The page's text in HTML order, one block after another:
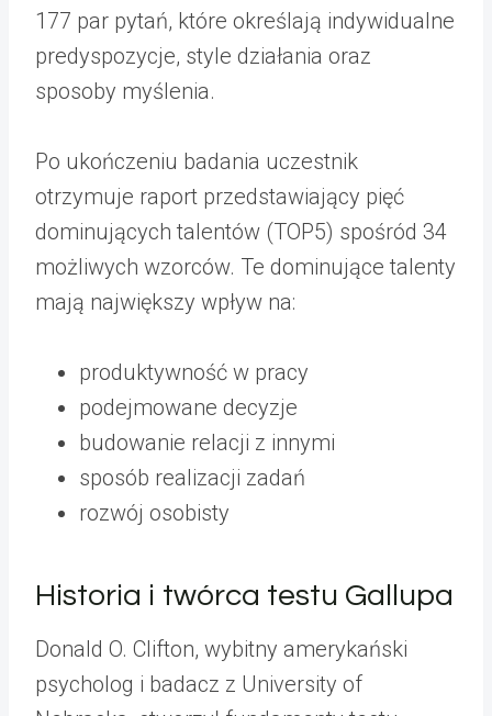
177 par pytań, które określają indywidualne
predyspozycje, style działania oraz
sposoby myślenia.
Po ukończeniu badania uczestnik
otrzymuje raport przedstawiający pięć
dominujących talentów (TOP5) spośród 34
możliwych wzorców. Te dominujące talenty
mają największy wpływ na:
produktywność w pracy
podejmowane decyzje
budowanie relacji z innymi
sposób realizacji zadań
rozwój osobisty
Historia i twórca testu Gallupa
Donald O. Clifton, wybitny amerykański
psycholog i badacz z University of